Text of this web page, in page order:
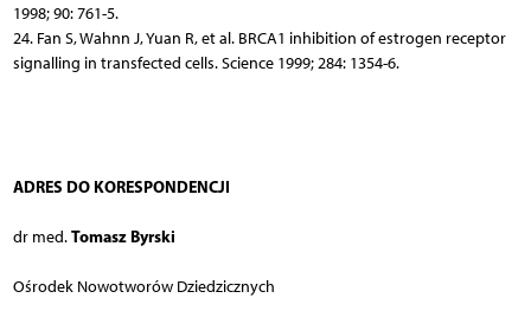
1998; 90: 761-5.
24. Fan S, Wahnn J, Yuan R, et al. BRCA1 inhibition of estrogen receptor
signalling in transfected cells. Science 1999; 284: 1354-6.
ADRES DO KORESPONDENCJI
dr med.Tomasz Byrski
Ośrodek Nowotworów Dziedzicznych